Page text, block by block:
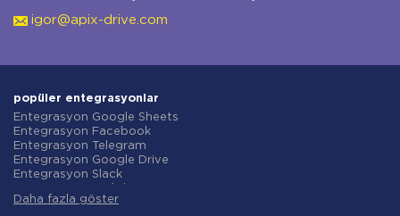
igor@apix-drive.com
popüler entegrasyonlar
Entegrasyon Google Sheets
Entegrasyon Facebook
Entegrasyon Telegram
Entegrasyon Google Drive
Entegrasyon Slack
Entegrasyon Gmail
Daha fazla göster